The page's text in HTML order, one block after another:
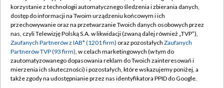
TVP
Abonament TVP
Emisja w TVP
Centrum informacji TVP
Naziemna Telewizja Cyfrowa
Regulamin TVP
Polityka prywatności
Moje zgody
Pomoc
korzystanie z technologii automatycznego śledzenia i zbierania danych,
dostęp do informacji na Twoim urządzeniu końcowym i ich
przechowywanie oraz na przetwarzanie Twoich danych osobowych przez
nas, czyli Telewizję Polską S.A. w likwidacji (zwaną dalej również „TVP”),
Zaufanych Partnerów z IAB* (1201 firm) oraz pozostałych Zaufanych
Partnerów TVP (93 firm), w celach marketingowych (w tym do
zautomatyzowanego dopasowania reklam do Twoich zainteresowań i
mierzenia ich skuteczności) i pozostałych, które wskazujemy poniżej, a
także zgody na udostępnianie przez nas identyfikatora PPID do Google.